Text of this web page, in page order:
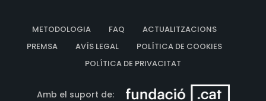
METODOLOGIA FAQ
ACTUALITZACIONS
PREMSA
AVÍS LEGAL
POLÍTICA DE COOKIES
POLÍTICA DE PRIVACITAT
Amb el suport de: